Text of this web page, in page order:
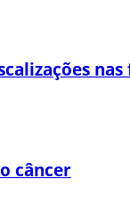
câncer